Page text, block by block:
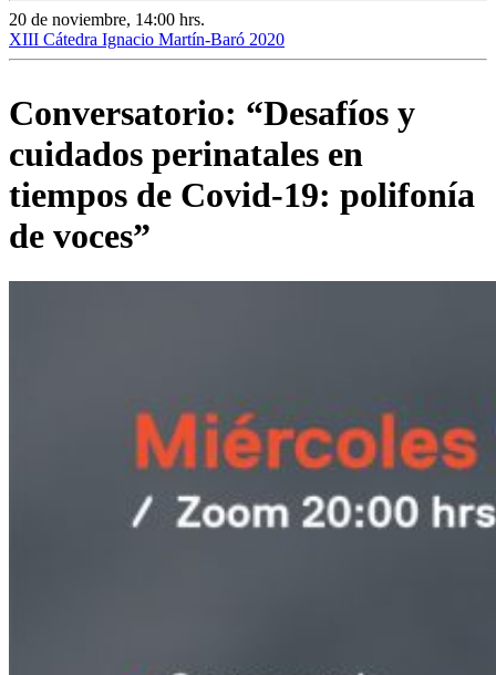
20 de noviembre, 14:00 hrs.
XIII Cátedra Ignacio Martín-Baró 2020
Conversatorio: “Desafíos y
cuidados perinatales en
tiempos de Covid-19: polifonía
de voces”